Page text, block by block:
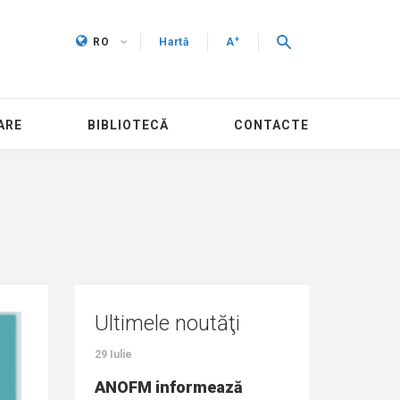
RO Hartă A+
BIBLIOTECĂ CONTACTE
Ultimele noutăţi
29 Iulie
ANOFM informează